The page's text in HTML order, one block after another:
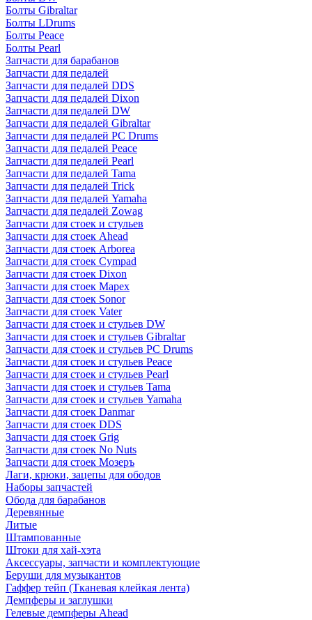
Болты Gibraltar
Болты LDrums
Болты Peace
Болты Pearl
Запчасти для барабанов
Запчасти для педалей
Запчасти для педалей DDS
Запчасти для педалей Dixon
Запчасти для педалей DW
Запчасти для педалей Gibraltar
Запчасти для педалей PC Drums
Запчасти для педалей Peace
Запчасти для педалей Pearl
Запчасти для педалей Tama
Запчасти для педалей Trick
Запчасти для педалей Yamaha
Запчасти для педалей Zowag
Запчасти для стоек и стульев
Запчасти для стоек Ahead
Запчасти для стоек Arborea
Запчасти для стоек Cympad
Запчасти для стоек Dixon
Запчасти для стоек Mapex
Запчасти для стоек Sonor
Запчасти для стоек Vater
Запчасти для стоек и стульев DW
Запчасти для стоек и стульев Gibraltar
Запчасти для стоек и стульев PC Drums
Запчасти для стоек и стульев Peace
Запчасти для стоек и стульев Pearl
Запчасти для стоек и стульев Tama
Запчасти для стоек и стульев Yamaha
Запчасти для стоек Danmar
Запчасти для стоек DDS
Запчасти для стоек Grig
Запчасти для стоек No Nuts
Запчасти для стоек Мозеръ
Лаги, крюки, зацепы для ободов
Наборы запчастей
Обода для барабанов
Деревянные
Литые
Штампованные
Штоки для хай-хэта
Аксессуары, запчасти и комплектующие
Беруши для музыкантов
Гаффер тейп (Тканевая клейкая лента)
Демпферы и заглушки
Гелевые демпферы Ahead